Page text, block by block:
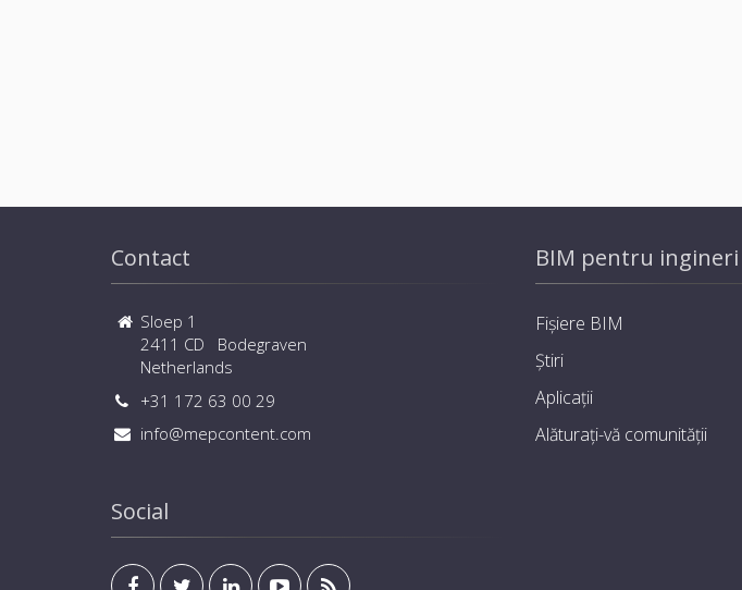
Contact
Sloep 1
2411 CD Bodegraven
Netherlands
+31 172 63 00 29
info@mepcontent.com
Social
BIM pentru ingineri
Fișiere BIM
Știri
Aplicații
Alăturați-vă comunității